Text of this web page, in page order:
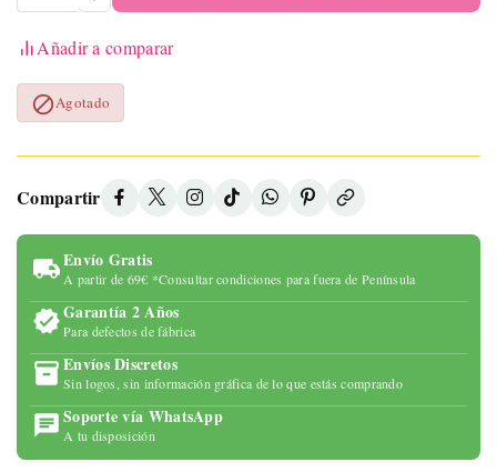
Añadir a comparar
Agotado
Compartir
Envío Gratis
A partir de 69€ *Consultar condiciones para fuera de Península
Garantía 2 Años
Para defectos de fábrica
Envíos Discretos
Sin logos, sin información gráfica de lo que estás comprando
Soporte vía WhatsApp
A tu disposición